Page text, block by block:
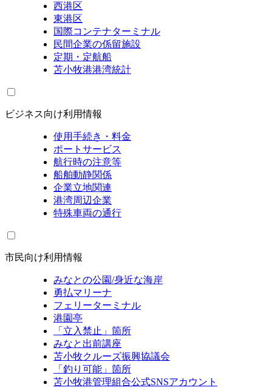
西港区
東港区
国際コンテナターミナル
民間企業の係留施設
定期・定航船
苫小牧港港湾統計
ビジネス向け利用情報
使用手続き・料金
ポートサービス
航行時の注意等
船舶動静関係
企業立地関連
港湾周辺企業
特殊車両の通行
市民向け利用情報
みなとの公園/身近な海岸
勇払マリーナ
フェリーターミナル
港園亭
「立入禁止」箇所
みなと出前講座
苫小牧クルーズ振興協議会
「釣り可能」箇所
苫小牧港管理組合公式SNSアカウント